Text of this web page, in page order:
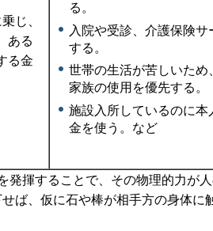
じ、
ある
る金
る。
入院や受診、介護保険
する。
世帯の生活が苦しいた
家族の使用を優先する。
施設入所しているのに
金を使う。など
発揮することで、その物理的力が
ば、仮に石や棒が相手方の身体に